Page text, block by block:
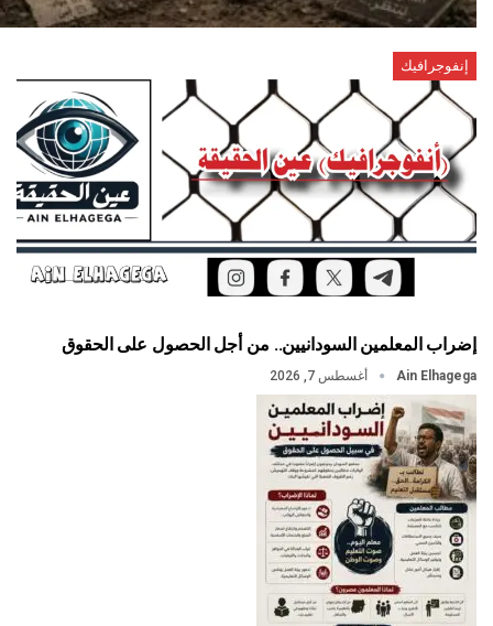
إنفوجرافيك
إضراب المعلمين السودانيين.. من أجل الحصول على الحقوق
Ain Elhagega أغسطس 7, 2026